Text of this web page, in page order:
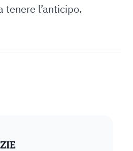
tenere l’anticipo.